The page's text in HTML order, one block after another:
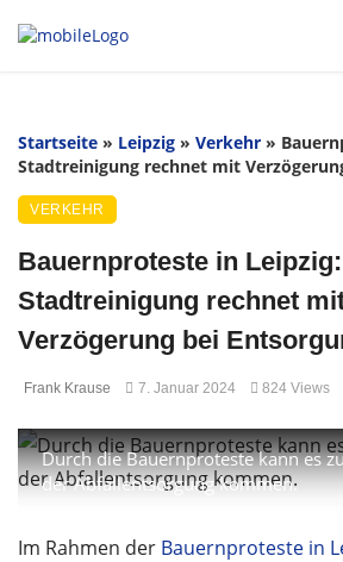
Startseite » Leipzig » Verkehr »
Stadtreinigung rechnet mit
VERKEHR
Bauernproteste in Leipzig:
Stadtreinigung rechnet
Verzögerung bei
Frank Krause 7. Januar 2024 824 Views
Durch die Bauernproteste kann es
der Abfallentsorgung kommen.
Im Rahmen der Bauernproteste in